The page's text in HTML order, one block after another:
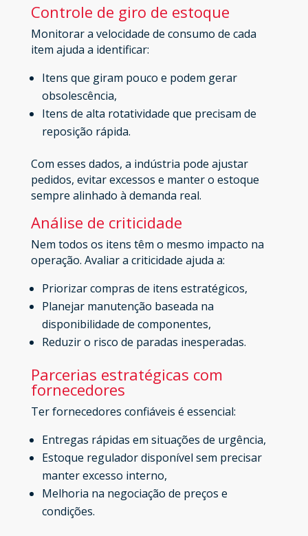
Controle de giro de estoque
Monitorar a velocidade de consumo de cada
item ajuda a identificar:
Itens que giram pouco e podem gerar
obsolescência,
Itens de alta rotatividade que precisam de
reposição rápida.
Com esses dados, a indústria pode ajustar
pedidos, evitar excessos e manter o estoque
sempre alinhado à demanda real.
Análise de criticidade
Nem todos os itens têm o mesmo impacto na
operação. Avaliar a criticidade ajuda a:
Priorizar compras de itens estratégicos,
Planejar manutenção baseada na
disponibilidade de componentes,
Reduzir o risco de paradas inesperadas.
Parcerias estratégicas com
fornecedores
Ter fornecedores confiáveis é essencial:
Entregas rápidas em situações de urgência,
Estoque regulador disponível sem precisar
manter excesso interno,
Melhoria na negociação de preços e
condições.